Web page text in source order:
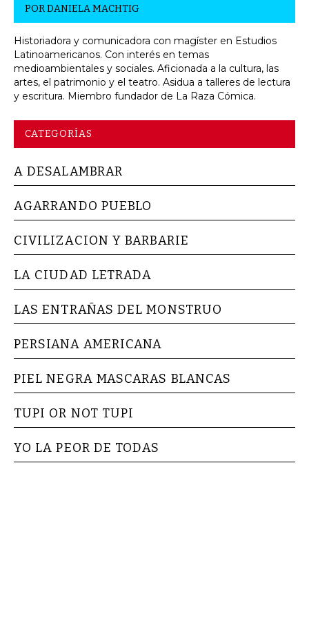
PORDANIELA MACHTIG
Historiadora y comunicadora con magíster en Estudios
Latinoamericanos. Con interés en temas
medioambientales y sociales. Aficionada a la cultura, las
artes, el patrimonio y el teatro. Asidua a talleres de lectura
y escritura. Miembro fundador de La Raza Cómica.
CATEGORÍAS
A DESALAMBRAR
AGARRANDO PUEBLO
CIVILIZACION Y BARBARIE
LA CIUDAD LETRADA
LAS ENTRAÑAS DEL MONSTRUO
PERSIANA AMERICANA
PIEL NEGRA MASCARAS BLANCAS
TUPI OR NOT TUPI
YO LA PEOR DE TODAS